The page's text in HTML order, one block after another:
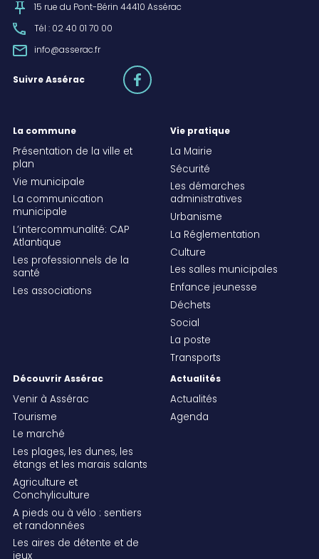
15 rue du Pont-Bérin 44410 Assérac
Tél : 02 40 01 70 00
info@asserac.fr
Suivre Assérac facebook
La commune
Présentation de la ville et
plan
Vie municipale
La communication
municipale
L’intercommunalité: CAP
Atlantique
Les professionnels de la
santé
Les associations
Vie pratique
La Mairie
Sécurité
Les démarches
administratives
Urbanisme
La Réglementation
Culture
Les salles municipales
Enfance jeunesse
Déchets
Social
La poste
Transports
Découvrir Assérac
Venir à Assérac
Tourisme
Le marché
Les plages, les dunes, les
étangs et les marais salants
Agriculture et
Conchyliculture
A pieds ou à vélo : sentiers
et randonnées
Les aires de détente et de
Actualités
Actualités
Agenda